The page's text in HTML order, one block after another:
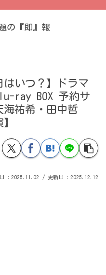
の『即』報
はいつ？】ドラマ
ray BOX 予約サ
海祐希・田中哲
2025.11.02 2025.12.12